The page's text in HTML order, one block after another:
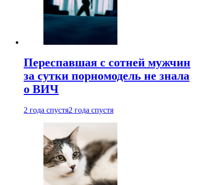
Переспавшая с сотней мужчин
за сутки порномодель не знала
о ВИЧ
2 года спустя2 года спустя